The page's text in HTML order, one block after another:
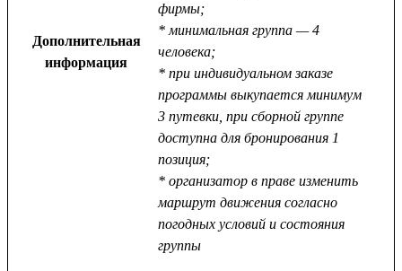
Дополнительная
информация
фирмы;
* минимальная группа — 4
человека;
* при индивидуальном заказе
программы выкупается минимум
3 путевки, при сборной группе
доступна для бронирования 1
позиция;
* организатор в праве изменить
маршрут движения согласно
погодных условий и состояния
группы